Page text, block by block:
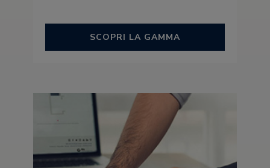
SCOPRI LA GAMMA